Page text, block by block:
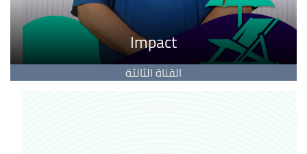
Impact
القناة الثالثة